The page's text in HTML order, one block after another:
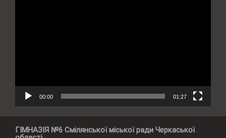
00:00 01:27
ГІМНАЗІЯ №6 Смілянської міської ради Черкаської